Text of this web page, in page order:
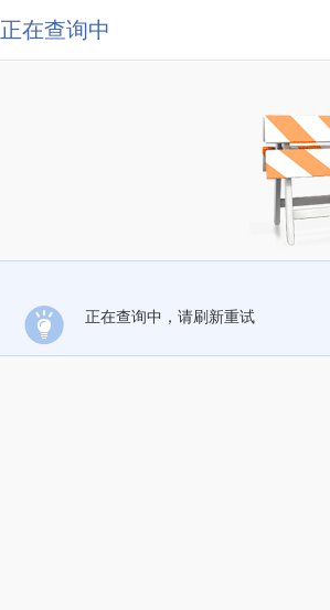
正在查询中
正在查询中，请刷新重试